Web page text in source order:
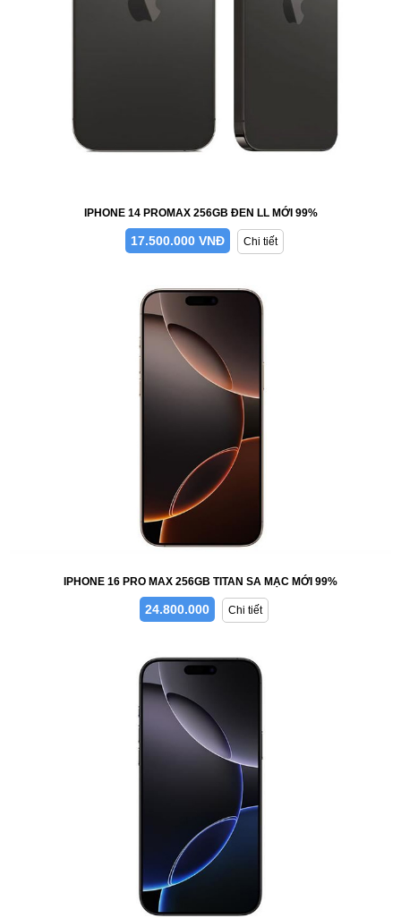
IPHONE 14 PROMAX 256GB ĐEN LL MỚI 99%
17.500.000 VNĐ Chi tiết
IPHONE 16 PRO MAX 256GB TITAN SA MẠC MỚI 99%
24.800.000 Chi tiết